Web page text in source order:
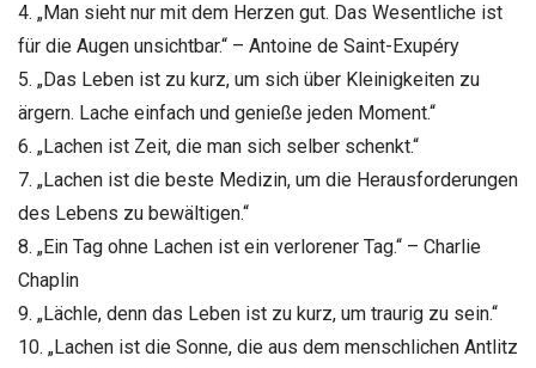
4. „Man sieht nur mit dem Herzen gut. Das Wesentliche ist
für die Augen unsichtbar.“ – Antoine de Saint-Exupéry
5. „Das Leben ist zu kurz, um sich über Kleinigkeiten zu
ärgern. Lache einfach und genieße jeden Moment.“
6. „Lachen ist Zeit, die man sich selber schenkt.“
7. „Lachen ist die beste Medizin, um die Herausforderungen
des Lebens zu bewältigen.“
8. „Ein Tag ohne Lachen ist ein verlorener Tag.“ – Charlie
Chaplin
9. „Lächle, denn das Leben ist zu kurz, um traurig zu sein.“
10. „Lachen ist die Sonne, die aus dem menschlichen Antlitz